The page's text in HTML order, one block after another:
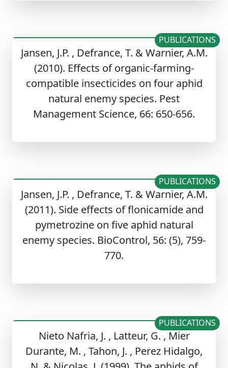
Jansen, J.P. , Defrance, T. & Warnier, A.M.
(2010). Effects of organic-farming-
compatible insecticides on four aphid
natural enemy species. Pest
Management Science, 66: 650-656.
PUBLICATIONS
Jansen, J.P. , Defrance, T. & Warnier, A.M.
(2011). Side effects of flonicamide and
pymetrozine on five aphid natural
enemy species. BioControl, 56: (5), 759-
770.
PUBLICATIONS
Nieto Nafria, J. , Latteur, G. , Mier
Durante, M. , Tahon, J. , Perez Hidalgo,
PUBLICATIONS